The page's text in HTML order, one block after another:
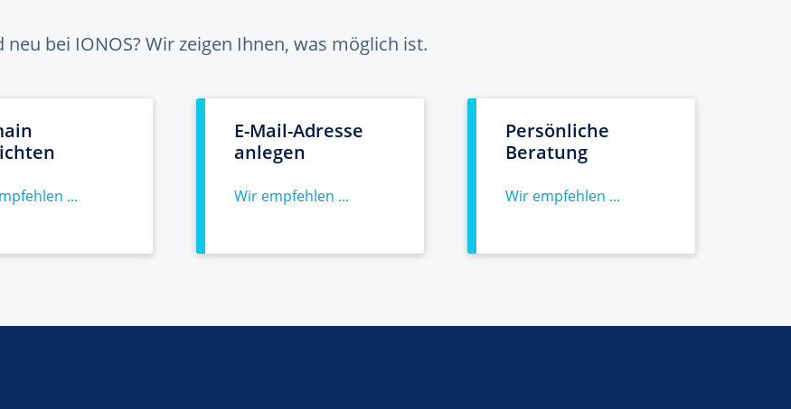
neu bei IONOS? Wir zeigen Ihnen, was möglich ist.
...
E-Mail-Adresse
anlegen
Wir empfehlen ...
Persönliche
Beratung
Wir empfehlen ...